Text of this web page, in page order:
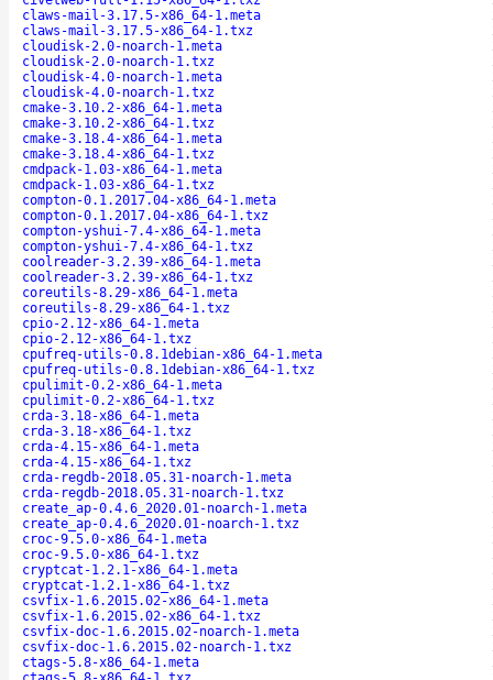
claws-mail-3.17.5-x86_64-1.meta
claws-mail-3.17.5-x86_64-1.txz
cloudisk-2.0-noarch-1.meta
cloudisk-2.0-noarch-1.txz
cloudisk-4.0-noarch-1.meta
cloudisk-4.0-noarch-1.txz
cmake-3.10.2-x86_64-1.meta
cmake-3.10.2-x86_64-1.txz
cmake-3.18.4-x86_64-1.meta
cmake-3.18.4-x86_64-1.txz
cmdpack-1.03-x86_64-1.meta
cmdpack-1.03-x86_64-1.txz
compton-0.1.2017.04-x86_64-1.meta
compton-0.1.2017.04-x86_64-1.txz
compton-yshui-7.4-x86_64-1.meta
compton-yshui-7.4-x86_64-1.txz
coolreader-3.2.39-x86_64-1.meta
coolreader-3.2.39-x86_64-1.txz
coreutils-8.29-x86_64-1.meta
coreutils-8.29-x86_64-1.txz
cpio-2.12-x86_64-1.meta
cpio-2.12-x86_64-1.txz
cpufreq-utils-0.8.1debian-x86_64-1.meta
cpufreq-utils-0.8.1debian-x86_64-1.txz
cpulimit-0.2-x86_64-1.meta
cpulimit-0.2-x86_64-1.txz
crda-3.18-x86_64-1.meta
crda-3.18-x86_64-1.txz
crda-4.15-x86_64-1.meta
crda-4.15-x86_64-1.txz
crda-regdb-2018.05.31-noarch-1.meta
crda-regdb-2018.05.31-noarch-1.txz
create_ap-0.4.6_2020.01-noarch-1.meta
create_ap-0.4.6_2020.01-noarch-1.txz
croc-9.5.0-x86_64-1.meta
croc-9.5.0-x86_64-1.txz
cryptcat-1.2.1-x86_64-1.meta
cryptcat-1.2.1-x86_64-1.txz
csvfix-1.6.2015.02-x86_64-1.meta
csvfix-1.6.2015.02-x86_64-1.txz
csvfix-doc-1.6.2015.02-noarch-1.meta
csvfix-doc-1.6.2015.02-noarch-1.txz
ctags-5.8-x86_64-1.meta